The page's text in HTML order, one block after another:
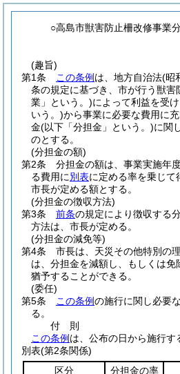
○高島市獣害防止柵改修事業
(趣旨)
第1条
この条例 は、地方自治法(昭
条の規定に基づき、市が行う獣害
業」という。)によって利益を受
いう。)から事業に必要な費用に
金(以下「分担金」という。)に関
のとする。
(分担金の額)
第2条
分担金の額は、事業実施年
る費用に別表に定める率を乗じて
市長が定める額とする。
(分担金の徴収方法)
第3条
前条の規定により徴収する
方法は、市長が定める。
(分担金の減免等)
第4条
市長は、天災その他特別の
は、分担金を減額し、もしくは免
猶予することができる。
(委任)
第5条
この条例の施行に関し必要
る。
付 則
この条例 は、公布の日から施行す
別表(第2条関係)
区分
分担金の率